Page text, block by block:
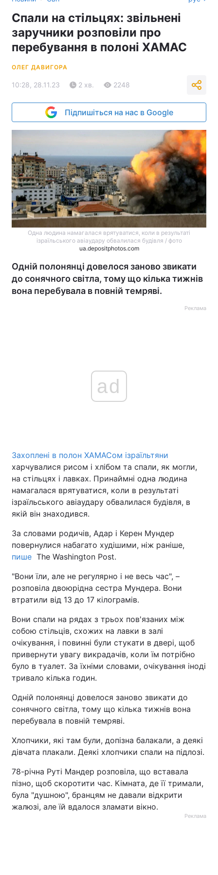
Спали на стільцях: звільнені
заручники розповіли про
перебування в полоні ХАМАС
ОЛЕГ ДАВИГОРА
10:28, 28.11.23 2 хв. 2248
Підпишіться на нас в Google
Одна людина намагалася врятуватися, коли в результаті
ізраїльського авіаудару обвалилася будівля / фото
ua.depositphotos.com
Одній полонянці довелося заново звикати
до сонячного світла, тому що кілька тижнів
вона перебувала в повній темряві.
Реклама
ad
Захоплені в полон ХАМАСом ізраїльтяни
харчувалися рисом і хлібом та спали, як могли,
на стільцях і лавках. Принаймні одна людина
намагалася врятуватися, коли в результаті
ізраїльського авіаудару обвалилася будівля, в
якій він знаходився.
За словами родичів, Адар і Керен Мундер
повернулися набагато худішими, ніж раніше,
пише The Washington Post.
"Вони їли, але не регулярно і не весь час", –
розповіла двоюрідна сестра Мундера. Вони
втратили від 13 до 17 кілограмів.
Вони спали на рядах з трьох пов'язаних між
собою стільців, схожих на лавки в залі
очікування, і повинні були стукати в двері, щоб
привернути увагу викрадачів, коли їм потрібно
було в туалет. За їхніми словами, очікування іноді
тривало кілька годин.
Одній полонянці довелося заново звикати до
сонячного світла, тому що кілька тижнів вона
перебувала в повній темряві.
Хлопчики, які там були, допізна балакали, а деякі
дівчата плакали. Деякі хлопчики спали на підлозі.
78-річна Руті Мандер розповіла, що вставала
пізно, щоб скоротити час. Кімната, де її тримали,
була "душною", бранцям не давали відкрити
жалюзі, але їй вдалося зламати вікно.
Реклама